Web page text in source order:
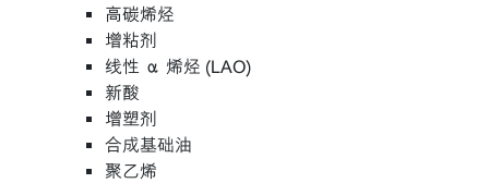
高碳烯烃
增粘剂
线性 α 烯烃 (LAO)
新酸
增塑剂
合成基础油
聚乙烯